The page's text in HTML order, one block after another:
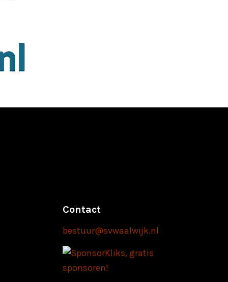
Contact
bestuur@svwaalwijk.nl